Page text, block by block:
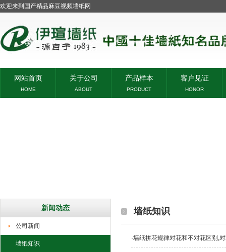
欢迎来到国产精品麻豆视频墙纸网
网站首页
HOME
关于公司
ABOUT
产品样本
PRODUCT
客户见证
HONOR
新闻动态
公司新闻
墙纸知识
墙纸知识
·墙纸拼花规律对花和不对花区别,